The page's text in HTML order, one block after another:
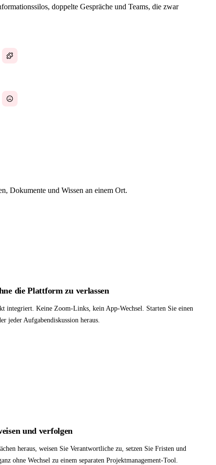
doppelte Gespräche und Teams, die zwar
Dokumente und Wissen an einem Ort.
die Plattform zu verlassen
integriert. Keine Zoom-Links, kein App-Wechsel. Starten Sie einen
jeder Aufgabendiskussion heraus.
und verfolgen
heraus, weisen Sie Verantwortliche zu, setzen Sie Fristen und
ohne Wechsel zu einem separaten Projektmanagement-Tool.